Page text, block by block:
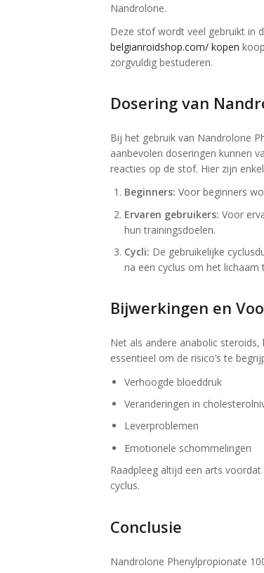
Nandrolone.
Deze stof wordt veel gebruikt in
belgianroidshop.com/ kopen
zorgvuldig bestuderen.
Dosering van
Bij het gebruik van Nandrolone
aanbevolen doseringen kunnen
reacties op de stof. Hier zijn
Beginners: Voor beginners
Ervaren gebruikers: Voor
hun trainingsdoelen.
Cycli: De gebruikelijke
na een cyclus om het lichaam
Bijwerkingen en
Net als andere anabolic
essentieel om de risico’s te
Verhoogde bloeddruk
Veranderingen in
Leverproblemen
Emotionele schommelingen
Raadpleeg altijd een arts
cyclus.
Conclusie
Nandrolone Phenylpropionate